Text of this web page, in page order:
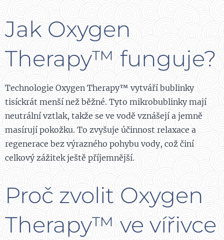
Jak Oxygen
Therapy™ funguje?
Technologie Oxygen Therapy™ vytváří bublinky
tisíckrát menší než běžné. Tyto mikrobublinky mají
neutrální vztlak, takže se ve vodě vznášejí a jemně
masírují pokožku. To zvyšuje účinnost relaxace a
regenerace bez výrazného pohybu vody, což činí
celkový zážitek ještě příjemnější.
Proč zvolit Oxygen
Therapy™ ve vířivce